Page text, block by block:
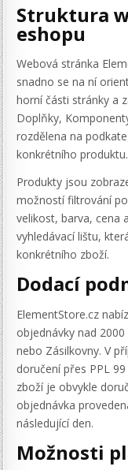
Struktura
eshopu
Webová stránka
snadno se na ní
horní části stránky a
Doplňky,
rozdělena na
konkrétního produktu.
Produkty jsou
možností filtrování
velikost, barva, cena
vyhledávací lištu,
konkrétního zboží.
Dodací
ElementStore.cz
objednávky nad
nebo Zásilkovny. V
doručení přes PPL
zboží je obvykle
objednávka
následující den.
Možnosti